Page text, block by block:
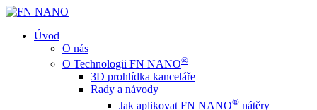
Úvod
O nás
O Technologii FN NANO®
3D prohlídka kanceláře
Rady a návody
Jak aplikovat FN NANO® nátěry